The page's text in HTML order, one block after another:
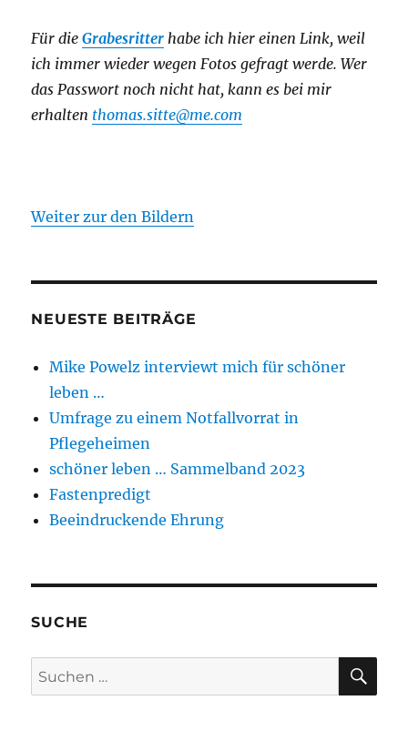
Für dieGrabesritter habe ich hier einen Link,weil
ich immer wieder wegen Fotos gefragt werde. Wer
das Passwort noch nicht hat, kann es bei mir
erhalten thomas.sitte@me.com
Weiter zur den Bildern
NEUESTE BEITRÄGE
Mike Powelz interviewt mich für schöner
leben …
Umfrage zu einem Notfallvorrat in
Pflegeheimen
schöner leben … Sammelband 2023
Fastenpredigt
Beeindruckende Ehrung
SUCHE
Suchen
nach: